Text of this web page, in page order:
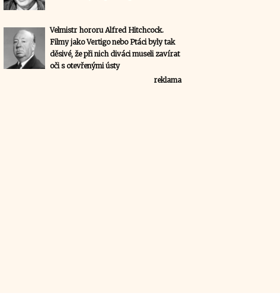
Velmistr hororu Alfred Hitchcock.
Filmy jako Vertigo nebo Ptáci byly tak
děsivé, že při nich diváci museli zavírat
oči s otevřenými ústy
reklama